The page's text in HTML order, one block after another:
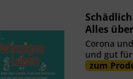
Alles
schützen
Corona
und gut
zum